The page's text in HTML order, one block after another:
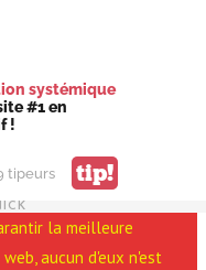
systémique
#1 en
!
tipeurs tip!
la meilleure
aucun d'eux n'est